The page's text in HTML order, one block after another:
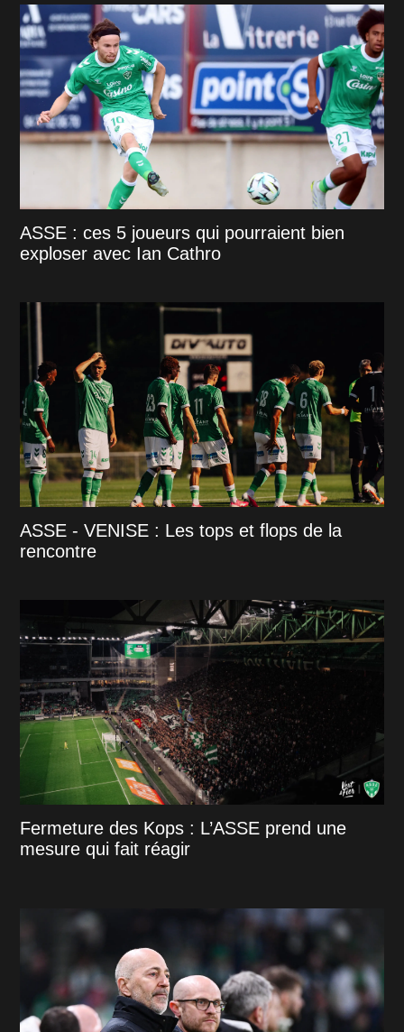
ASSE : ces 5 joueurs qui pourraient bien
exploser avec Ian Cathro
ASSE - VENISE : Les tops et flops de la
rencontre
Fermeture des Kops : L’ASSE prend une
mesure qui fait réagir